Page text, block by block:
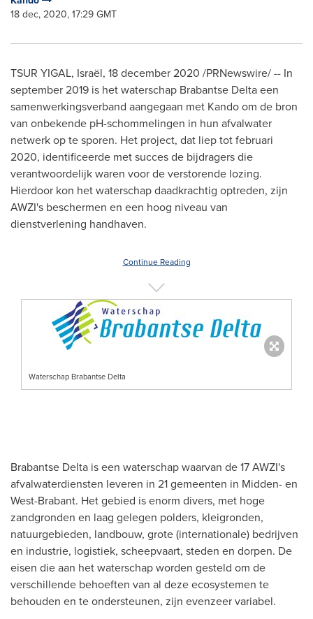
18 dec, 2020, 17:29 GMT
TSUR YIGAL, Israël, 18 december 2020 /PRNewswire/ -- In
september 2019 is het waterschap Brabantse Delta een
samenwerkingsverband aangegaan met Kando om de bron
van onbekende pH-schommelingen in hun afvalwater
netwerk op te sporen. Het project, dat liep tot februari
2020, identificeerde met succes de bijdragers die
verantwoordelijk waren voor de verstorende lozing.
Hierdoor kon het waterschap daadkrachtig optreden, zijn
AWZI's beschermen en een hoog niveau van
dienstverlening handhaven.
Continue Reading
Waterschap Brabantse Delta
Brabantse Delta is een waterschap waarvan de 17 AWZI's
afvalwaterdiensten leveren in 21 gemeenten in Midden- en
West-Brabant. Het gebied is enorm divers, met hoge
zandgronden en laag gelegen polders, kleigronden,
natuurgebieden, landbouw, grote (internationale) bedrijven
en industrie, logistiek, scheepvaart, steden en dorpen. De
eisen die aan het waterschap worden gesteld om de
verschillende behoeften van al deze ecosystemen te
behouden en te ondersteunen, zijn evenzeer variabel.